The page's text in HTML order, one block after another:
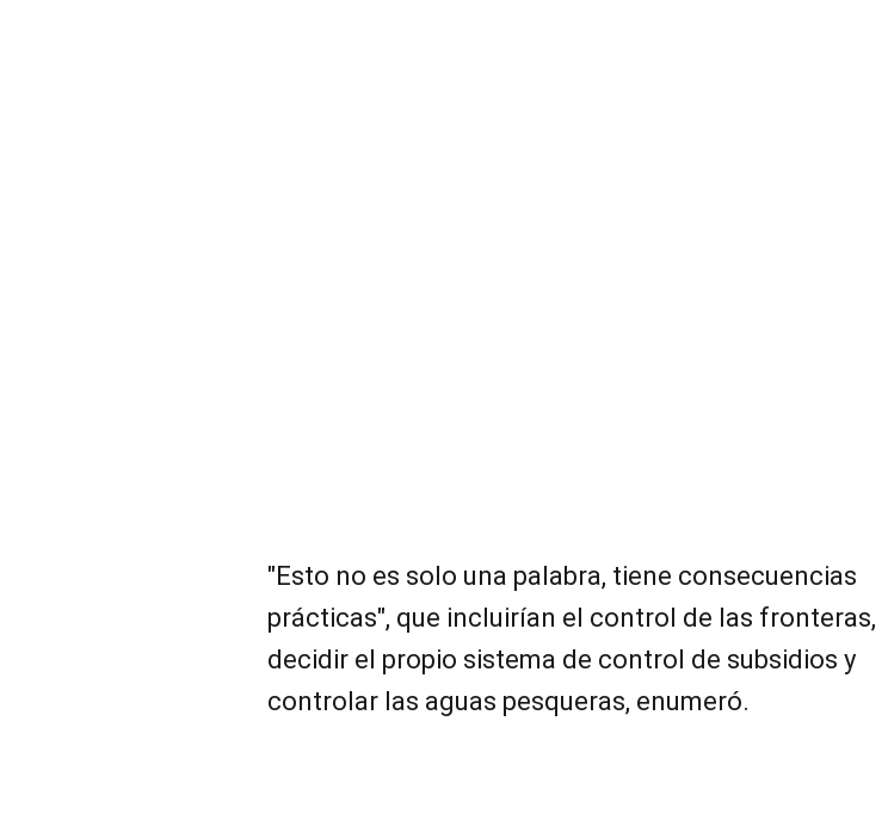
"Esto no es solo una palabra, tiene consecuencias
prácticas", que incluirían el control de las fronteras,
decidir el propio sistema de control de subsidios y
controlar las aguas pesqueras, enumeró.